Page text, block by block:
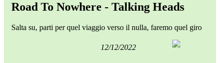
Road To Nowhere - Talking Heads
Salta su, parti per quel viaggio verso il nulla, faremo quel giro
12/12/2022